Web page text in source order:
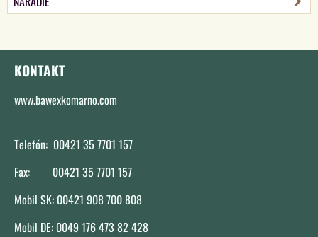
KONTAKT
www.bawexkomarno.com
Telefón: 00421 35 7701 157
Fax: 00421 35 7701 157
Mobil SK: 00421 908 700 808
Mobil DE: 0049 176 473 82 428